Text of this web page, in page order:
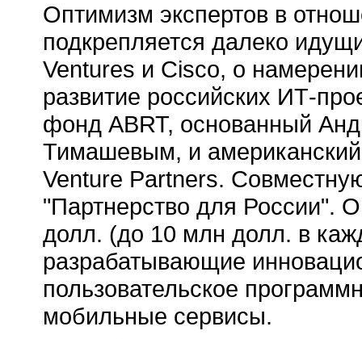
Оптимизм экспертов в
подкрепляется далеко
Ventures и Cisco, о
развитие российских ИТ-
фонд ABRT, основанный
Тимашевым, и
Venture Partners.
"Партнерство для России".
долл. (до 10 млн долл. в
разрабатывающие
пользовательское
мобильные сервисы.